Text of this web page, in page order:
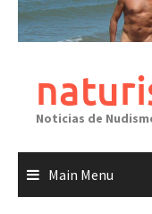
Noticias de
Main Menu